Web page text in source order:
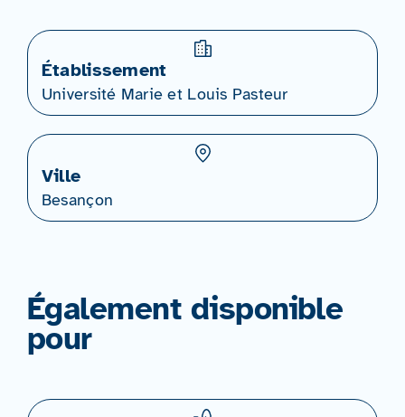
Établissement
Université Marie et Louis Pasteur
Ville
Besançon
Également disponible
pour